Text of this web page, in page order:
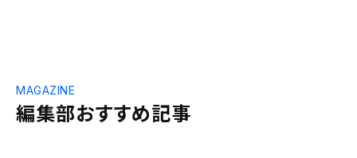
編集部おすすめ記事
MAGAZINE